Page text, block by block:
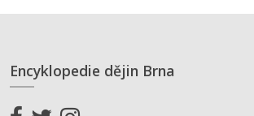
Encyklopedie dějin Brna